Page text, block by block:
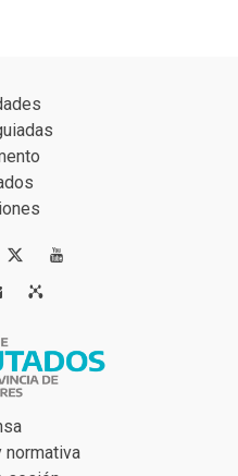


normativa